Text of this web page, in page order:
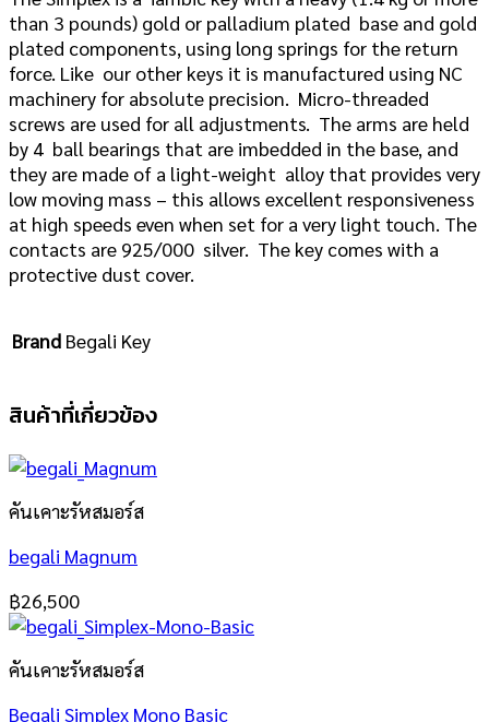
than 3 pounds) gold or palladium plated base and gold
plated components, using long springs for the return
force. Like our other keys it is manufactured using NC
machinery for absolute precision. Micro-threaded
screws are used for all adjustments. The arms are held
by 4 ball bearings that are imbedded in the base, and
they are made of a light-weight alloy that provides very
low moving mass – this allows excellent responsiveness
at high speeds even when set for a very light touch. The
contacts are 925/000 silver. The key comes with a
protective dust cover.
Brand Begali Key
สินค้าที่เกี่ยวข้อง
คันเคาะรัหสมอร์ส
begali Magnum
฿26,500
คันเคาะรัหสมอร์ส
Begali Simplex Mono Basic